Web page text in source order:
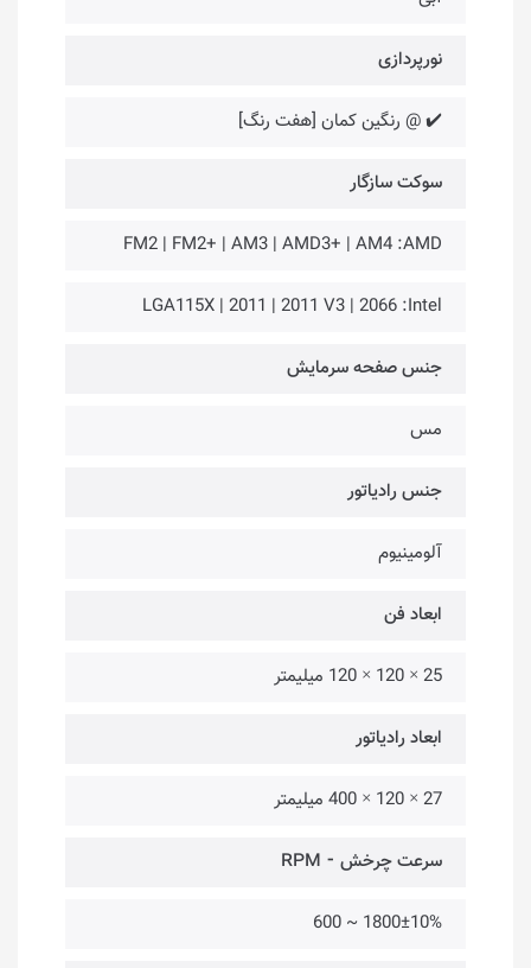
نورپردازی
✔️ @ رنگین کمان [هفت رنگ]
سوکت سازگار
FM2 | FM2+ | AM3 | AMD3+ | AM4 :AMD
LGA115X | 2011 | 2011 V3 | 2066 :Intel
جنس صفحه سرمایش
مس
جنس رادیاتور
آلومینیوم
ابعاد فن
25 × 120 × 120 میلیمتر
ابعاد رادیاتور
27 × 120 × 400 میلیمتر
سرعت چرخش ⁃ RPM
1800±10% ~ 600